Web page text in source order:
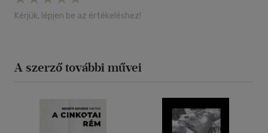
Kérjük, lépjen be az értékeléshez!
A szerző további művei